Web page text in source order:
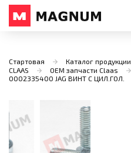
Стартовая Каталог продукции
CLAAS
OEM запчасти Claas
0002335400 JAG ВИНТ С ЦИЛ.ГОЛ.